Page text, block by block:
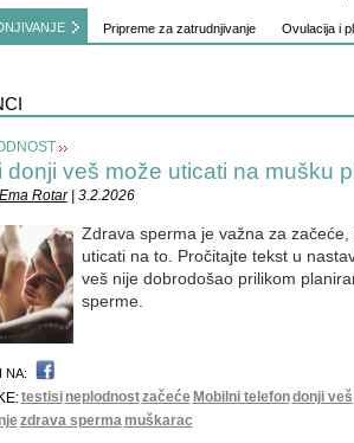
Pripreme za zatrudnjivanje Ovulacija i
donji veš može uticati na mušku
Ema Rotar| 3.2.2026
Zdrava sperma je važna za
uticati na to. Pročitajte tekst u
veš nije dobrodošao prilikom
sperme.
NA:
testisi neplodnostzačeće Mobilni telefondonji veš
zdrava sperma muškarac